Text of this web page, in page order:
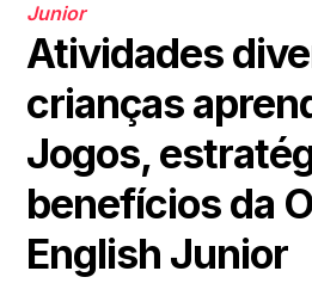
Junior
Atividades
crianças
Jogos,
benefícios da
English Junior